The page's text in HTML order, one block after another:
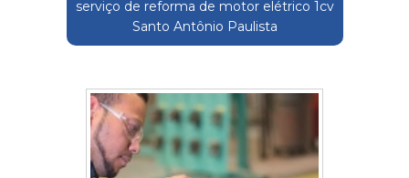
serviço de reforma de motor elétrico 1cv
Santo Antônio Paulista